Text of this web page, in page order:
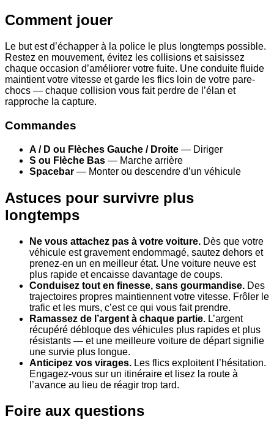
Comment jouer
Le but est d’échapper à la police le plus longtemps possible.
Restez en mouvement, évitez les collisions et saisissez
chaque occasion d’améliorer votre fuite. Une conduite fluide
maintient votre vitesse et garde les flics loin de votre pare-
chocs — chaque collision vous fait perdre de l’élan et
rapproche la capture.
Commandes
A / D ou Flèches Gauche / Droite — Diriger
S ou Flèche Bas — Marche arrière
Spacebar — Monter ou descendre d’un véhicule
Astuces pour survivre plus
longtemps
Ne vous attachez pas à votre voiture. Dès que votre
véhicule est gravement endommagé, sautez dehors et
prenez-en un en meilleur état. Une voiture neuve est
plus rapide et encaisse davantage de coups.
Conduisez tout en finesse, sans gourmandise. Des
trajectoires propres maintiennent votre vitesse. Frôler le
trafic et les murs, c’est ce qui vous fait prendre.
Ramassez de l’argent à chaque partie. L’argent
récupéré débloque des véhicules plus rapides et plus
résistants — et une meilleure voiture de départ signifie
une survie plus longue.
Anticipez vos virages. Les flics exploitent l’hésitation.
Engagez-vous sur un itinéraire et lisez la route à
l’avance au lieu de réagir trop tard.
Foire aux questions